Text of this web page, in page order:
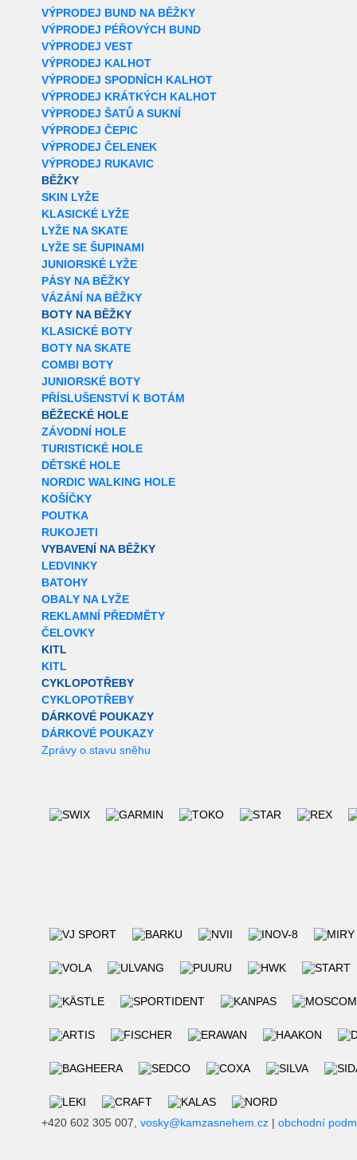
VÝPRODEJ BUND NA BĚŽKY
VÝPRODEJ PÉŘOVÝCH BUND
VÝPRODEJ VEST
VÝPRODEJ KALHOT
VÝPRODEJ SPODNÍCH KALHOT
VÝPRODEJ KRÁTKÝCH KALHOT
VÝPRODEJ ŠATŮ A SUKNÍ
VÝPRODEJ ČEPIC
VÝPRODEJ ČELENEK
VÝPRODEJ RUKAVIC
BĚŽKY
SKIN LYŽE
KLASICKÉ LYŽE
LYŽE NA SKATE
LYŽE SE ŠUPINAMI
JUNIORSKÉ LYŽE
PÁSY NA BĚŽKY
VÁZÁNÍ NA BĚŽKY
BOTY NA BĚŽKY
KLASICKÉ BOTY
BOTY NA SKATE
COMBI BOTY
JUNIORSKÉ BOTY
PŘÍSLUŠENSTVÍ K BOTÁM
BĚŽECKÉ HOLE
ZÁVODNÍ HOLE
TURISTICKÉ HOLE
DĚTSKÉ HOLE
NORDIC WALKING HOLE
KOŠÍČKY
POUTKA
RUKOJETI
VYBAVENÍ NA BĚŽKY
LEDVINKY
BATOHY
OBALY NA LYŽE
REKLAMNÍ PŘEDMĚTY
ČELOVKY
KITL
KITL
CYKLOPOTŘEBY
CYKLOPOTŘEBY
DÁRKOVÉ POUKAZY
DÁRKOVÉ POUKAZY
Zprávy o stavu sněhu
+420 602 305 007, vosky@kamzasnehem.cz | obchodní